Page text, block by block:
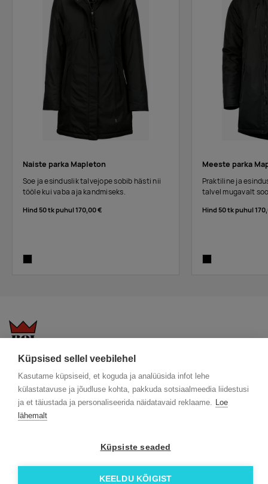
Küpsised sellel veebilehel
Kasutame küpsiseid, et koguda ja analüüsida infot lehe
külastatavuse ja jõudluse kohta, pakkuda sotsiaalmeedia liidestusi
ja et täiustada ja personaliseerida näidatavaid reklaame. Loe
lähemalt
Küpsiste seaded
KEELDU KÕIGIST
Naiste parka Mapleton
Soe ja esinduslik talvejope sobib hästi nii
tööle kui vaba aja kandmiseks.
Hind 50 tk puhul170,00 €
Meeste parka
Praktiline ja
talvel mugavalt
Hind 50 tk puhul
KKK
Trükitehnikad
Meist lähemalt
Üldtingimused
ÖKO reklaamkingitused
Kontakt
Facebook
© 2026 Roi OÜ | Kõik õigused on kaitstud.